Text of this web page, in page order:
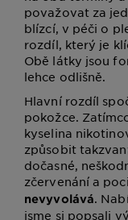
považovat za
blízcí, v péči o
rozdíl, který je
Obě látky jsou
lehce odlišně.
Hlavní rozdíl
pokožce.
kyselina
způsobit
dočasné,
zčervenání a
nevyvolává.
jsme si popsali